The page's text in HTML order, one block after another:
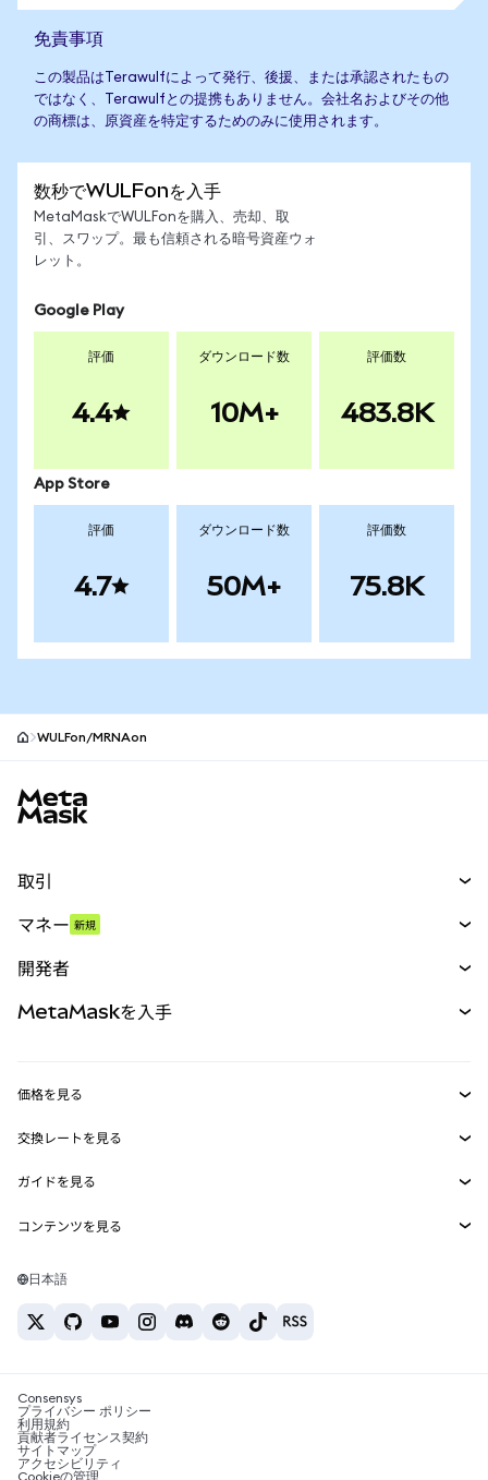
免責事項
この製品はTerawulfによって発行、後援、または承認されたもの
ではなく、Terawulfとの提携もありません。会社名およびその他
の商標は、原資産を特定するためのみに使用されます。
数秒でWULFonを入手
MetaMaskでWULFonを購入、売却、取
引、スワップ。最も信頼される暗号資産ウォ
レット。
Google Play
評価
4.4
ダウンロード数
10M+
評価数
483.8K
App Store
評価
4.7
ダウンロード数
50M+
評価数
75.8K
WULFon/MRNAon
取引
パーペチュアル
RWA
マネー 新規
開発者
MetaMask Connect
Snaps
Web3サービス
MetaMaskを入手
セキュリティ
サポート
キャリア
お問い合わせ
価格を見る
イーサリアムの価格
Solanaの価格
Tetherの価格
交換レートを見る
ETH→USD
USDT→INR
BTC→INR
ETH→USDT
ガイドを見る
ETHの購入
USDTの購入
SHIBの購入
BNBの購入
コンテンツを見る
Solanaウォレット
税制関連ニュース
暗号資産の購入方法は？
ビットコインを売るには？
日本語
Consensys
プライバシー ポリシー
利用規約
貢献者ライセンス契約
サイトマップ
アクセシビリティ
Cookieの管理